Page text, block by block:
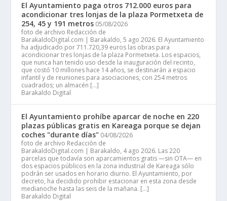
El Ayuntamiento paga otros 712.000 euros para
acondicionar tres lonjas de la plaza Pormetxeta de
254, 45 y 191 metros 05/08/2026
foto de archivo Redacción de
BarakaldoDigital.com | Barakaldo, 5 ago 2026. El Ayuntamiento
ha adjudicado por 711.720,39 euros las obras para
acondicionar tres lonjas de la plaza Pormetxeta. Los espacios,
que nunca han tenido uso desde la inauguración del recinto,
que costó 10 millones hace 14 años, se destinarán a espacio
infantil y de reuniones para asociaciones, con 254 metros
cuadrados; un almacén […]
Barakaldo Digital
El Ayuntamiento prohíbe aparcar de noche en 220
plazas públicas gratis en Kareaga porque se dejan
coches "durante días" 04/08/2026
foto de archivo Redacción de
BarakaldoDigital.com | Barakaldo, 4 ago 2026. Las 220
parcelas que todavía son aparcamientos gratis —sin OTA— en
dos espacios públicos en la zona industrial de Kareaga sólo
podrán ser usados en horario diurno. El Ayuntamiento, por
decreto, ha decidido prohibir estacionar en esta zona desde
medianoche hasta las seis de la mañana. […]
Barakaldo Digital